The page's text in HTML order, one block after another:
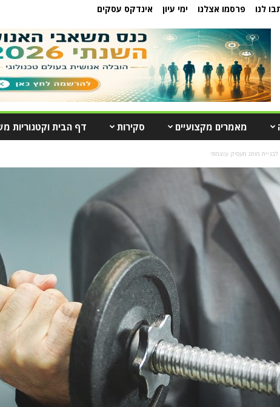
לנו פרסמו אצלנו ימי עיון אינדקס עסקים
מאמרים מקצועיים סקירות דף הבית וקטגוריות